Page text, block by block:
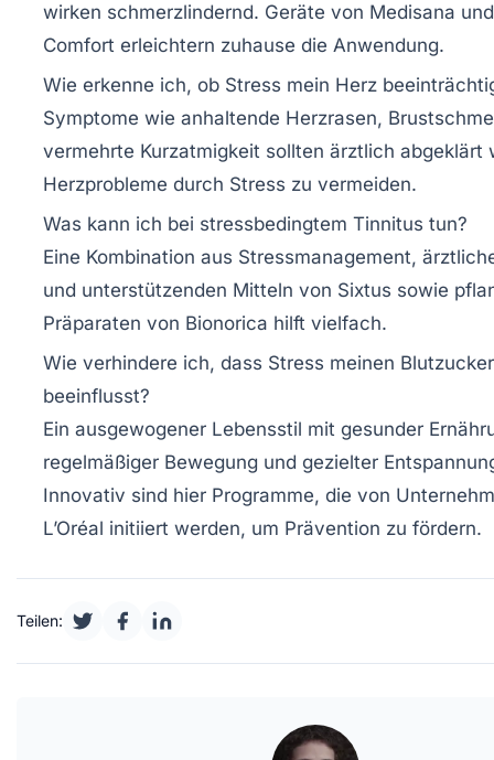
wirken schmerzlindernd. Geräte von Medisana
Comfort erleichtern zuhause die Anwendung.
Wie erkenne ich, ob Stress mein Herz
Symptome wie anhaltende Herzrasen,
vermehrte Kurzatmigkeit sollten ärztlich abgeklärt
Herzprobleme durch Stress zu vermeiden.
Was kann ich bei stressbedingtem Tinnitus tun?
Eine Kombination aus Stressmanagement,
und unterstützenden Mitteln von Sixtus sowie
Präparaten von Bionorica hilft vielfach.
Wie verhindere ich, dass Stress meinen
beeinflusst?
Ein ausgewogener Lebensstil mit gesunder
regelmäßiger Bewegung und gezielter
Innovativ sind hier Programme, die von
L’Oréal initiiert werden, um Prävention zu fördern.
Teilen: